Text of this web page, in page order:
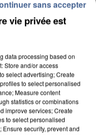
LANCE UN ÉLAN
vie privée est
data processing based on
Store and/or access
select advertising; Create
to select personalised
Measure content
statistics or combinations
improve services; Create
to select personalised
security, prevent and
sans accepter